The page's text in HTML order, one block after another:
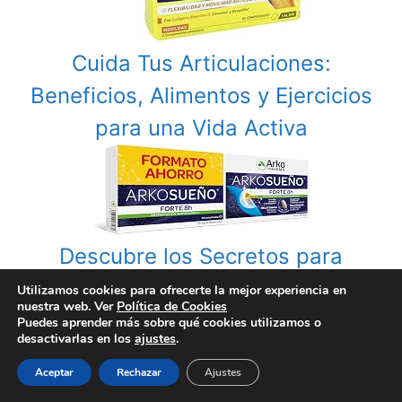
Cuida Tus Articulaciones:
Beneficios, Alimentos y Ejercicios
para una Vida Activa
Descubre los Secretos para
Dormir Mejor: Consejos, Efectos
del Insomnio y Soluciones
Naturales
Utilizamos cookies para ofrecerte la mejor experiencia en
nuestra web. Ver Política de Cookies
Puedes aprender más sobre qué cookies utilizamos o
desactivarlas en los ajustes.
Aceptar Rechazar Ajustes